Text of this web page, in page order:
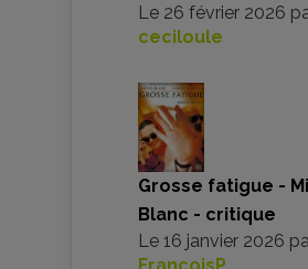
Le 26 février 2026
ceciloule
Grosse fatigue -
Blanc - critique
Le 16 janvier 2026